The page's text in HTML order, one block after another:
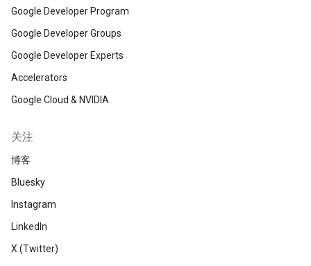
Google Developer Program
Google Developer Groups
Google Developer Experts
Accelerators
Google Cloud & NVIDIA
关注
博客
Bluesky
Instagram
LinkedIn
X (Twitter)